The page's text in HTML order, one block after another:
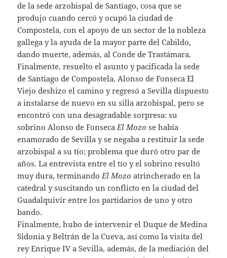
de la sede arzobispal de Santiago, cosa que se
produjo cuando cercó y ocupó la ciudad de
Compostela, con el apoyo de un sector de la nobleza
gallega y la ayuda de la mayor parte del Cabildo,
dando muerte, además, al Conde de Trastámara.
Finalmente, resuelto el asunto y pacificada la sede
de Santiago de Compostela, Alonso de Fonseca El
Viejo deshizo el camino y regresó a Sevilla dispuesto
a instalarse de nuevo en su silla arzobispal, pero se
encontró con una desagradable sorpresa: su
sobrino Alonso de FonsecaEl Mozose había
enamorado de Sevilla y se negaba a restituir la sede
arzobispal a su tío; problema que duró otro par de
años. La entrevista entre el tío y el sobrino resultó
muy dura, terminandoEl Mozoatrincherado en la
catedral y suscitando un conflicto en la ciudad del
Guadalquivir entre los partidarios de uno y otro
bando.
Finalmente, hubo de intervenir el Duque de Medina
Sidonia y Beltrán de la Cueva, así como la visita del
rey Enrique IV a Sevilla, además, de la mediación del